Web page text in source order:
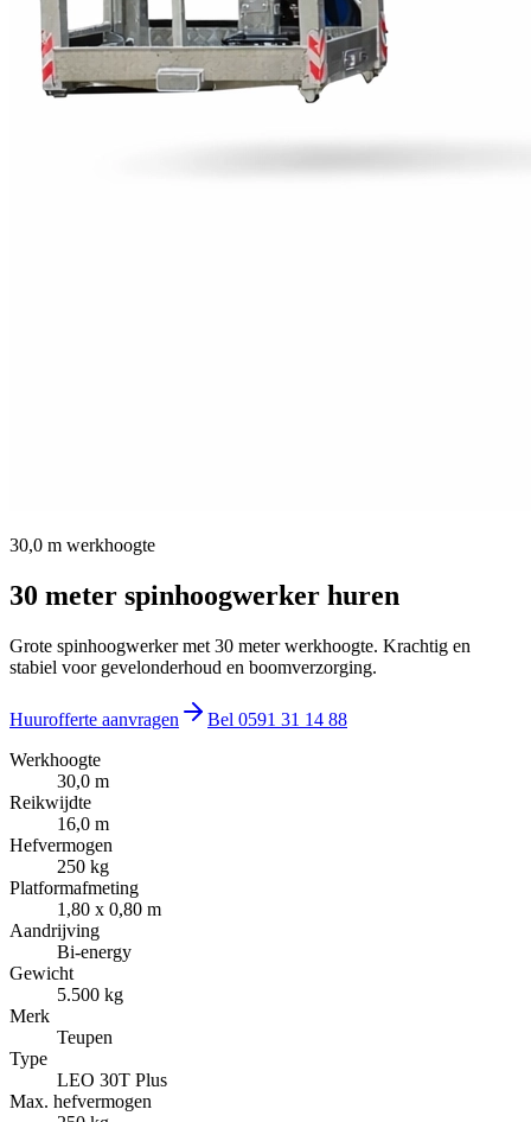
30,0 m werkhoogte
30 meter spinhoogwerker huren
Grote spinhoogwerker met 30 meter werkhoogte. Krachtig en
stabiel voor gevelonderhoud en boomverzorging.
Huurofferte aanvragen Bel 0591 31 14 88
Werkhoogte
30,0 m
Reikwijdte
16,0 m
Hefvermogen
250 kg
Platformafmeting
1,80 x 0,80 m
Aandrijving
Bi-energy
Gewicht
5.500 kg
Merk
Teupen
Type
LEO 30T Plus
Max. hefvermogen